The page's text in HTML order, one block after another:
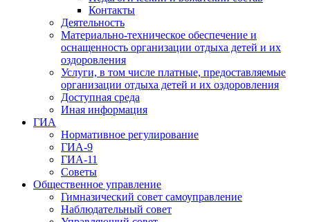
Контакты
Деятельность
Материально-техническое обеспечение и
оснащенность организации отдыха детей и их
оздоровления
Услуги, в том числе платные, предоставляемые
организации отдыха детей и их оздоровления
Доступная среда
Иная информация
ГИА
Нормативное регулирование
ГИА-9
ГИА-11
Советы
Общественное управление
Гимназический совет самоуправление
Наблюдательный совет